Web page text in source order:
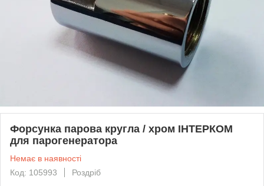
Форсунка парова кругла / хром ІНТЕРКОМ
для парогенератора
Немає в наявності
Код: 105993
Роздріб